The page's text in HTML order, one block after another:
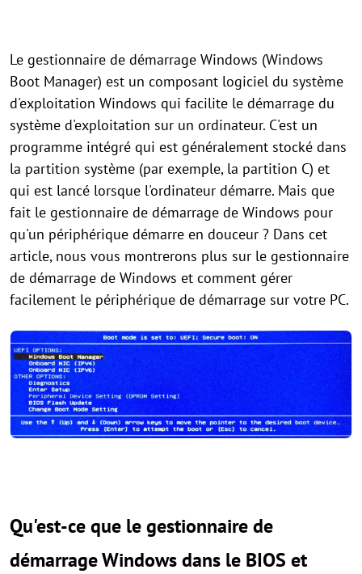
Le gestionnaire de démarrage Windows (Windows
Boot Manager) est un composant logiciel du système
d'exploitation Windows qui facilite le démarrage du
système d'exploitation sur un ordinateur. C'est un
programme intégré qui est généralement stocké dans
la partition système (par exemple, la partition C) et
qui est lancé lorsque l'ordinateur démarre. Mais que
fait le gestionnaire de démarrage de Windows pour
qu'un périphérique démarre en douceur ? Dans cet
article, nous vous montrerons plus sur le gestionnaire
de démarrage de Windows et comment gérer
facilement le périphérique de démarrage sur votre PC.
Qu'est-ce que le gestionnaire de
démarrage Windows dans le BIOS et